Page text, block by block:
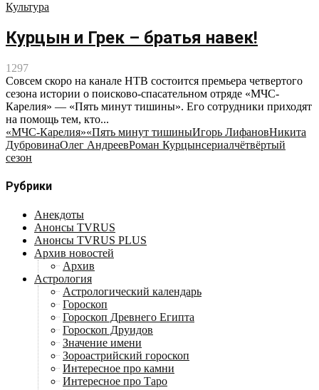
Культура
Курцын и Грек – братья навек!
1297
Совсем скоро на канале НТВ состоится премьера четвертого
сезона истории о поисково-спасательном отряде «МЧС-
Карелия» — «Пять минут тишины». Его сотрудники приходят
на помощь тем, кто...
«МЧС-Карелия»«Пять минут тишиныИгорь ЛифановНикита
ДубровинаОлег АндреевРоман Курцынсериалчётвёртый
сезон
Рубрики
Анекдоты
Анонсы TVRUS
Анонсы TVRUS PLUS
Архив новостей
Архив
Астрология
Астрологический календарь
Гороскоп
Гороскоп Древнего Египта
Гороскоп Друидов
Значение имени
Зороастрийский гороскоп
Интересное про камни
Интересное про Таро